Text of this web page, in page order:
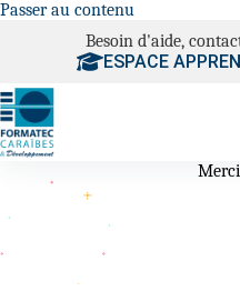
Passer au contenu
Besoin d'aide,
ESPACE
Merci